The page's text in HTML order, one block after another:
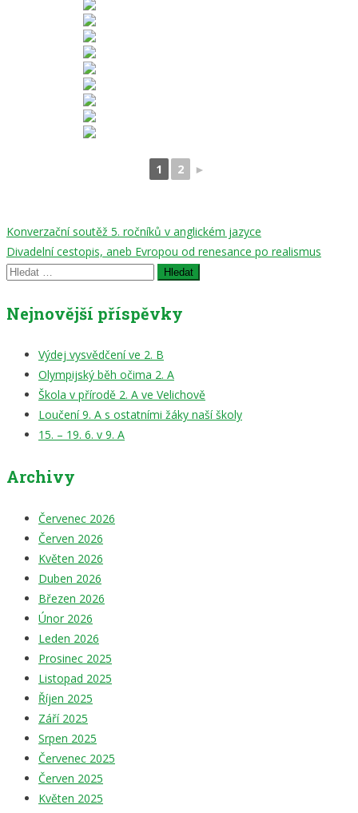
1 2 ►
Navigace
pro
příspěvek
Konverzační soutěž 5. ročníků v anglickém jazyce
Divadelní cestopis, aneb Evropou od renesance po realismus
Vyhledávání
Nejnovější příspěvky
Výdej vysvědčení ve 2. B
Olympijský běh očima 2. A
Škola v přírodě 2. A ve Velichově
Loučení 9. A s ostatními žáky naší školy
15. – 19. 6. v 9. A
Archivy
Červenec 2026
Červen 2026
Květen 2026
Duben 2026
Březen 2026
Únor 2026
Leden 2026
Prosinec 2025
Listopad 2025
Říjen 2025
Září 2025
Srpen 2025
Červenec 2025
Červen 2025
Květen 2025